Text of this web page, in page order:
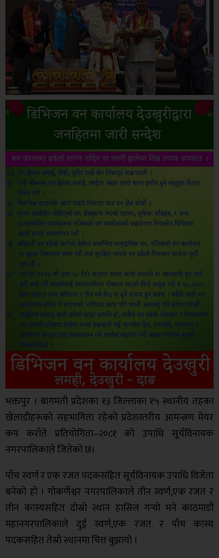
भक्तपुर । बागमती प्रदेशका १३ जिल्लाका १५ स्थानीय तहका
खेलाडीहरूको सहभागिता रहेको प्रदेशस्तरीय आमन्त्रण मेयर
कप कराँते प्रतियोगिता–२०८१ को उपाधि सूर्यविनायक
नगरपालिकाले जितेको छ।
पाँच स्वर्ण र एक रजत पदकसहित सूर्यविनायक उपाधि विजेता
बनेको हो । गोकर्णेश्वर नगरपालिकाले तीन स्वर्ण,एक रजत र
तीन कांस्यसहित दोस्रो स्थान हासिल गर्‍यो भने काठमाडौं
महानगरपालिकाले दुई स्वर्ण,एक रजत र पाँच कांस्य
पदकसहित तेस्रो स्थानमा चित्त बुझायो ।